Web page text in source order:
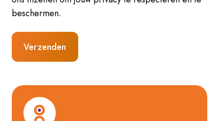
beschermen.